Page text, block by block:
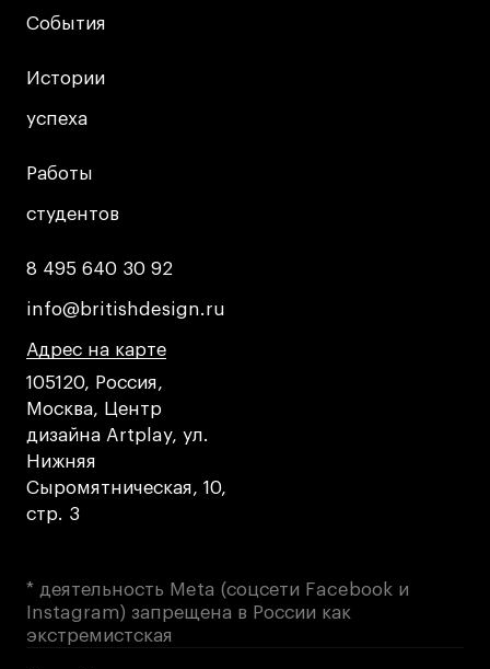
Стайлинг
Маркетинг
Интенсивы
Мода
Маркетинг
Контент
Иллюстрация
Диджитал
Интерьер
Лайфстайл
Онлайн
Маркетинг и генерация лидов
События
События
Истории
успеха
Истории
успеха
Работы
студентов
Работы
студентов
8 495 640 30 92
8 495 640 30 92
info@britishdesign.ru
info@britishdesign.ru
Адрес на карте
Адрес на карте
Адрес на карте
105120, Россия,
Москва, Центр
дизайна Artplay, ул.
Нижняя
Сыромятническая, 10,
стр. 3
* деятельность Meta (соцсети Facebook и
Instagram) запрещена в России как
экстремистская